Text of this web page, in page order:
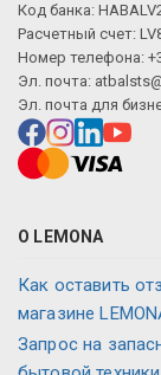
Код банка:
Расчетный счет:
Номер телефона:
Эл. почта:
Эл. почта для
О LEMONA
Как оставить
магазине
Запрос на